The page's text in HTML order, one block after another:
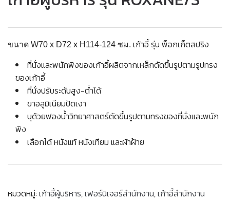
ขนาด W70 x D72 x H114-124 ซม. เก้าอี้ รุ่น พ็อกเก็ตสปริง
ที่นั่งและพนักพิงของเก้าอี้ผลิตจากเหล็กดัดขึ้นรูปตามรูปทรง
ของเก้าอี้
ที่นั่งปรับระดับสูง-ต่ำได้
ขาอลูมิเนียมปัดเงา
บุด้วยฟองน้ำวิทยาศาสตร์ตัดขึ้นรูปตามทรงของที่นั่งและพนัก
พิง
เลือกได้ หนังแท้ หนังเทียม และผ้าฝ้าย
หมวดหมู่: เก้าอี้ผู้บริหาร,เฟอร์นิเจอร์สำนักงาน,เก้าอี้สำนักงาน